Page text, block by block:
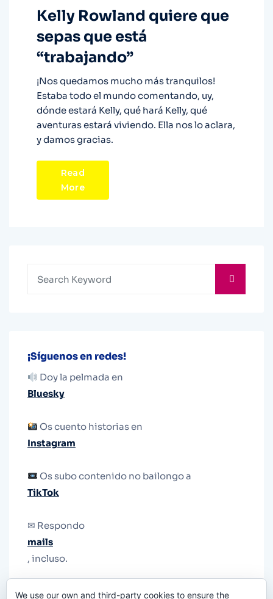
Kelly Rowland quiere que
sepas que está
“trabajando”
¡Nos quedamos mucho más tranquilos!
Estaba todo el mundo comentando, uy,
dónde estará Kelly, qué hará Kelly, qué
aventuras estará viviendo. Ella nos lo aclara,
y damos gracias.
Read
More
¡Síguenos en redes!
Doy la pelmada en
Bluesky
Os cuento historias en
Instagram
Os subo contenido no bailongo a
TikTok
✉ Respondo
mails
, incluso.
We use our own and third-party cookies to ensure the